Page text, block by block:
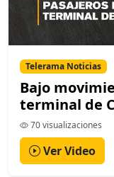
Telerama Noticias
Bajo
terminal de
70 visualizaciones
Ver Video